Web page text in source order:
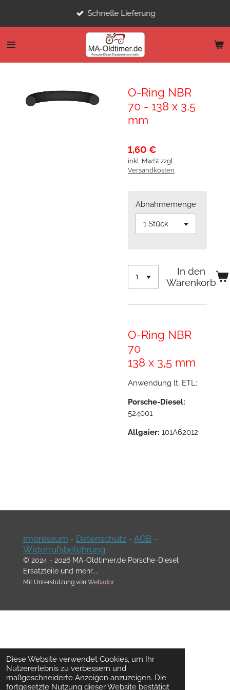
Diese Website verwendet Cookies, um Ihr
Nutzererlebnis zu verbessern und
maßgeschneiderte Anzeigen anzuzeigen. Die
fortgesetzte Nutzung dieser Website bestätigt
Schnelle Lieferung
O-Ring NBR
70 - 138 x 3,5
mm
1,60 €
inkl. MwSt zzgl.
Versandkosten
Abnahmemenge
In den
Warenkorb
O-Ring NBR
70
138 x 3,5 mm
Anwendung lt. ETL:
Porsche-Diesel:
524001
Allgaier: 101A62012
Impressum - Datenschutz- AGB-
Widerrufsbelehrung
© 2024 - 2026 MA-Oldtimer.de Porsche-Diesel
Ersatzteile und mehr....
Mit Unterstützung von Webador